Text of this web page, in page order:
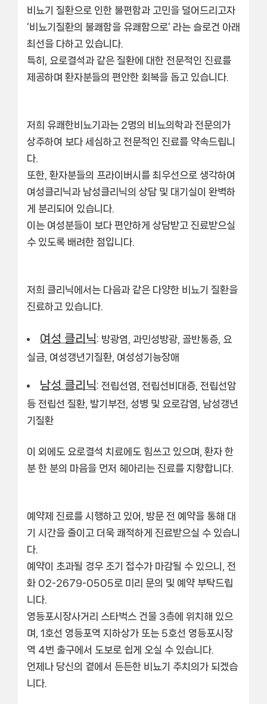
비뇨기 질환으로 인한 불편함과 고민을 덜어드리고자
‘비뇨기질환의 불쾌함을 유쾌함으로’ 라는 슬로건 아래
최선을 다하고 있습니다.
특히, 요로결석과 같은 질환에 대한 전문적인 진료를
제공하며 환자분들의 편안한 회복을 돕고 있습니다.
저희 유쾌한비뇨기과는 2명의 비뇨의학과 전문의 가
상주하여 보다 세심하고 전문적인 진료를 약속드립니
다.
또한, 환자분들의 프라이버시를 최우선으로 생각하여
여성클리닉과 남성클리닉의 상담 및 대기실이 완벽하
게 분리 되어 있습니다.
이는 여성분들이 보다 편안하게 상담받고 진료받으실
수 있도록 배려한 점입니다.
저희 클리닉에서는 다음과 같은 다양한 비뇨기 질환을
진료하고 있습니다.
여성 클리닉: 방광염, 과민성방광, 골반통증, 요
실금, 여성갱년기질환, 여성성기능장애
남성 클리닉: 전립선염, 전립선비대증, 전립선암
등 전립선 질환, 발기부전, 성병 및 요로감염, 남성갱년
기질환
이 외에도 요로결석 치료에도 힘쓰고 있으며, 환자 한
분 한 분의 마음을 먼저 헤아리는 진료를 지향합니다.
예약제 진료를 시행하고 있어, 방문 전 예약을 통해 대
기 시간을 줄이고 더욱 쾌적하게 진료받으실 수 있습니
다.
예약이 초과될 경우 조기 접수가 마감될 수 있으니, 전
화 02-2679-0505로 미리 문의 및 예약 부탁드립
니다.
영등포시장사거리 스타벅스 건물 3층에 위치해 있으
며, 1호선 영등포역 지하상가 또는 5호선 영등포시장
역 4번 출구에서 도보로 쉽게 오실 수 있습니다.
언제나 당신의 곁에서 든든한 비뇨기 주치의가 되겠습
니다.